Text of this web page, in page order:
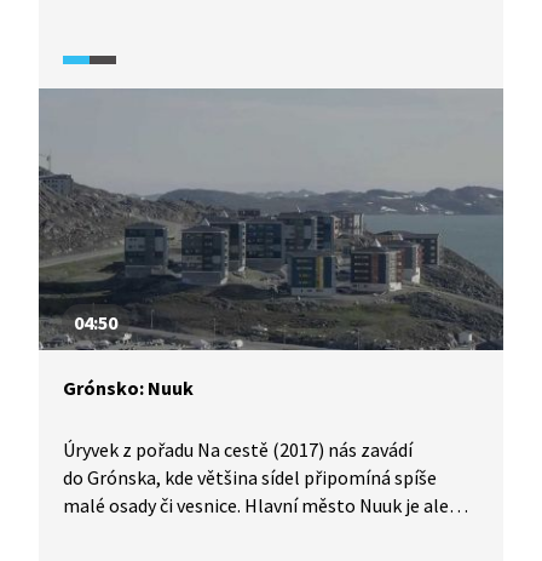
04:50
Grónsko: Nuuk
Úryvek z pořadu Na cestě (2017) nás zavádí
do Grónska, kde většina sídel připomíná spíše
malé osady či vesnice. Hlavní město Nuuk je ale